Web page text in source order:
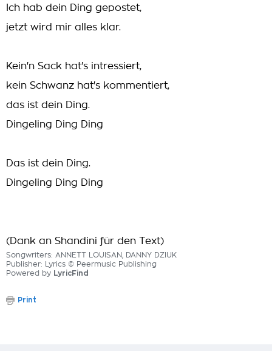
Ich hab dein Ding gepostet,
jetzt wird mir alles klar.
Kein'n Sack hat's intressiert,
kein Schwanz hat's kommentiert,
das ist dein Ding.
Dingeling Ding Ding
Das ist dein Ding.
Dingeling Ding Ding
(Dank an Shandini für den Text)
Songwriters: ANNETT LOUISAN, DANNY DZIUK
Publisher: Lyrics © Peermusic Publishing
Powered by LyricFind
Print